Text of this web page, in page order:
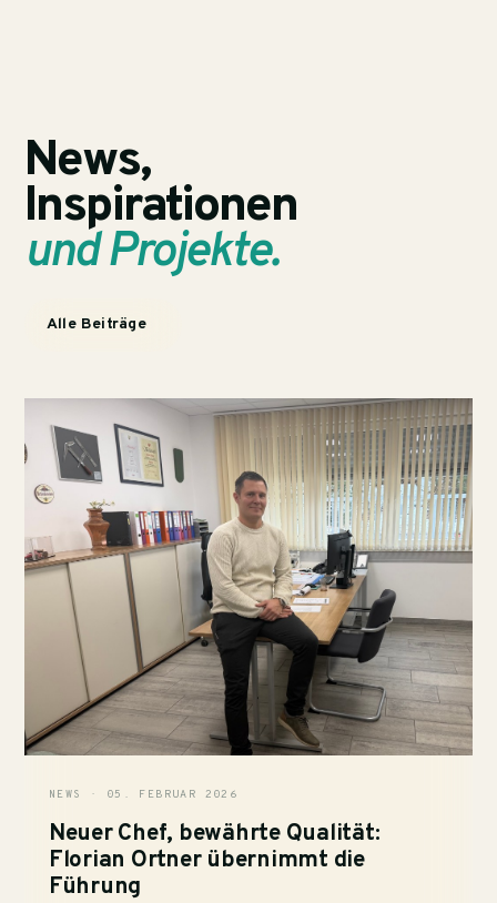
News,
Inspirationen
und Projekte.
Alle Beiträge
NEWS · 05. FEBRUAR 2026
Neuer Chef, bewährte Qualität:
Florian Ortner übernimmt die
Führung